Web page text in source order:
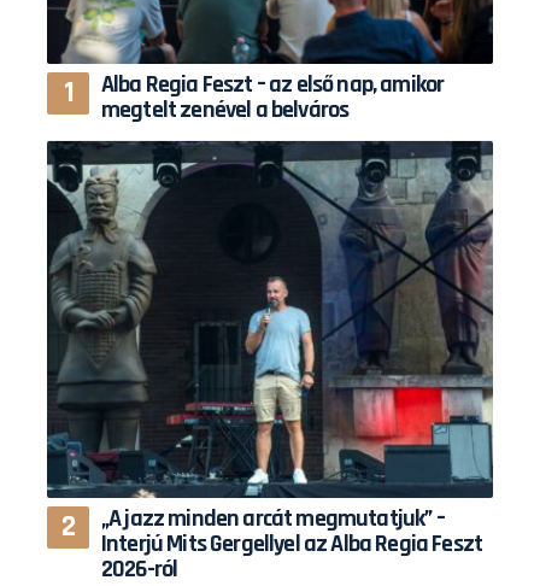
Alba Regia Feszt – az első nap, amikor
megtelt zenével a belváros
„A jazz minden arcát megmutatjuk” –
Interjú Mits Gergellyel az Alba Regia Feszt
2026-ról